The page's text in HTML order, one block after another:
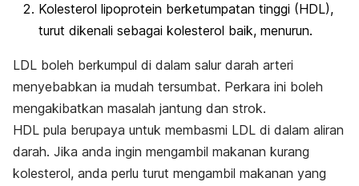
Kolesterol lipoprotein berketumpatan tinggi (HDL),
turut dikenali sebagai kolesterol baik, menurun.
LDL boleh berkumpul di dalam salur darah arteri
menyebabkan ia mudah tersumbat. Perkara ini boleh
mengakibatkan masalah jantung dan strok.
HDL pula berupaya untuk membasmi LDL di dalam aliran
darah. Jika anda ingin mengambil makanan kurang
kolesterol, anda perlu turut mengambil makanan yang